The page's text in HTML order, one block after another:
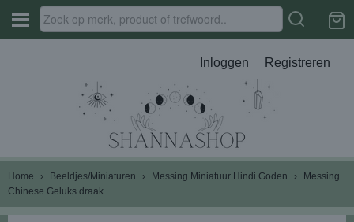
Inloggen Registreren
Home › Beeldjes/Miniaturen › Messing Miniatuur Hindi Goden ›
Messing
Chinese Geluks draak